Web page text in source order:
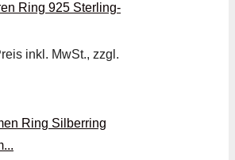
Ring 925 Sterling-
inkl. MwSt., zzgl.